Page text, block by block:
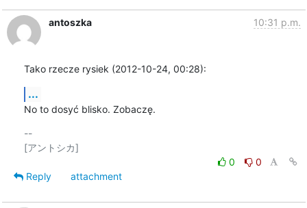
antoszka 10:31 p.m.
Tako rzecze rysiek (2012-10-24, 00:28):
...
No to dosyć blisko. Zobaczę.
--
0
0
Reply
attachment